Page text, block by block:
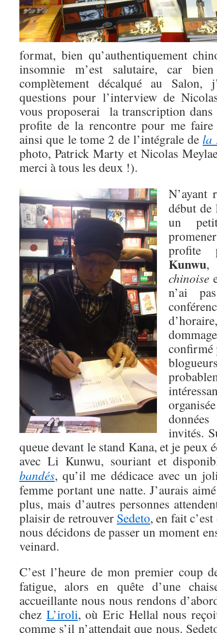
format, bien qu’authentiquement
insomnie m’est salutaire, car
complètement décalqué au Salon,
questions pour l’interview de
vous proposerai la transcription dans
profite de la rencontre pour me faire
ainsi que le tome 2 de l’intégrale de la
photo, Patrick Marty et Nicolas
merci à tous les deux !).
N’ayant
début de
un
profite
Kunwu,
chinoise
n’ai
confirmé
invités.
queue devant le stand Kana, et je peux
avec Li Kunwu, souriant et
bandés, qu’il me dédicace avec un
femme portant une natte. J’aurais
plus, mais d’autres personnes
plaisir de retrouver Sedeto, en fait
nous décidons de passer un moment
veinard.
C’est l’heure de mon premier coup
fatigue, alors en quête d’une
accueillante nous nous rendons
chez L’iroli, où Eric Hellal nous
comme s’il n’attendait que nous.